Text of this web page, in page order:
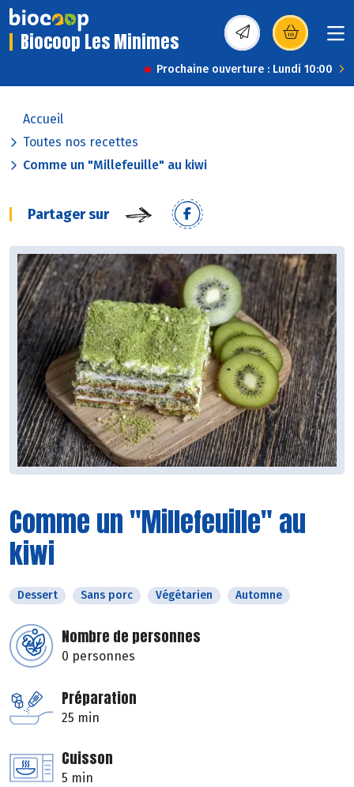
Biocoop Les Minimes (s’ouvre dans une
Prochaine ouverture : Lundi 10:00
Accueil
Toutes nos recettes
Comme un "Millefeuille" au kiwi
Partager sur
Comme un "Millefeuille" au
kiwi
Dessert Sans porc Végétarien Automne
Nombre de personnes
0 personnes
Préparation
25 min
Cuisson
5 min